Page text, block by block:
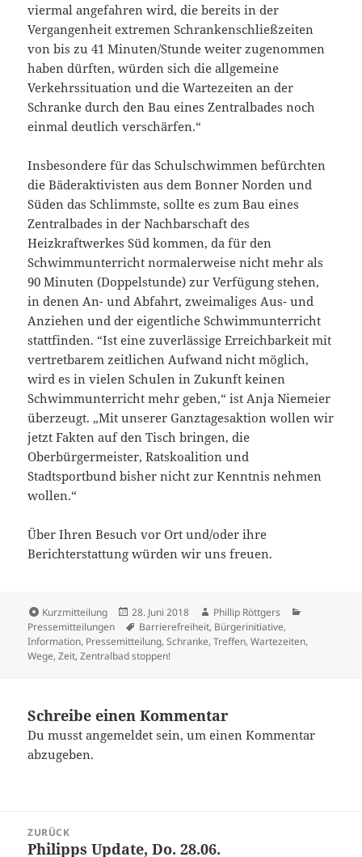
viermal angefahren wird, die bereits in der
Vergangenheit extremen Schrankenschließzeiten
von bis zu 41 Minuten/Stunde weiter zugenommen
haben dürften, würden sich die allgemeine
Verkehrssituation und die Wartezeiten an der
Schranke durch den Bau eines Zentralbades noch
einmal deutlich verschärfen.“
Insbesondere für das Schulschwimmen befürchten
die Bäderaktivisten aus dem Bonner Norden und
Süden das Schlimmste, sollte es zum Bau eines
Zentralbades in der Nachbarschaft des
Heizkraftwerkes Süd kommen, da für den
Schwimmunterricht normalerweise nicht mehr als
90 Minuten (Doppelstunde) zur Verfügung stehen,
in denen An- und Abfahrt, zweimaliges Aus- und
Anziehen und der eigentliche Schwimmunterricht
stattfinden. “Ist eine zuverlässige Erreichbarkeit mit
vertretbarem zeitlichen Aufwand nicht möglich,
wird es in vielen Schulen in Zukunft keinen
Schwimmunterricht mehr geben,“ ist Anja Niemeier
überzeugt. „Mit unserer Ganztagesaktion wollen wir
jetzt Fakten auf den Tisch bringen, die
Oberbürgermeister, Ratskoalition und
Stadtsportbund bisher nicht zur Kenntnis nehmen
wollen.“
Über Ihren Besuch vor Ort und/oder ihre
Berichterstattung würden wir uns freuen.
Format
Kurzmitteilung
Veröffentlicht
am
28. Juni 2018 Autor
Phillip Röttgers
Pressemitteilungen
Schlagwörter
Barrierefreiheit, Bürgerinitiative,
Information, Pressemitteilung,Schranke,Treffen,Wartezeiten,
Wege,Zeit,Zentralbad stoppen!
Schreibe einen Kommentar
Du musstangemeldet sein, um einen Kommentar
abzugeben.
Navigation
ZURÜCK
Vorheriger
Philipps Update, Do. 28.06.